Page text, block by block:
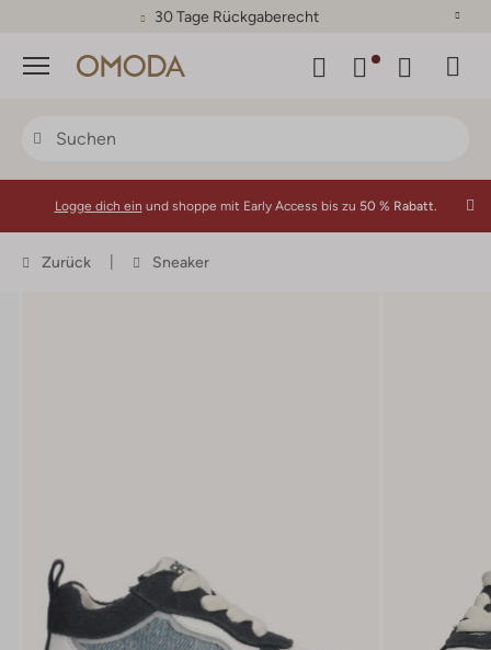
30 Tage Rückgaberecht
Menü
Logge dich ein und shoppe mit Early Access bis zu 50 % Rabatt.
Zurück Sneaker